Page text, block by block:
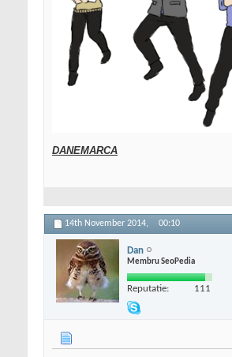
DANEMARCA
14th November 2014, 00:10
Dan
Membru SeoPedia
Reputatie: 111